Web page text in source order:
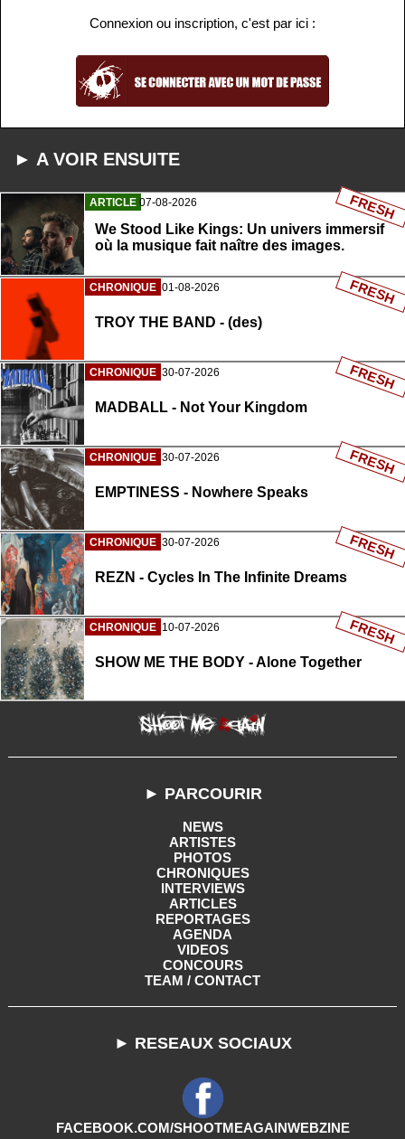
Connexion ou inscription, c'est par ici :
► A VOIR ENSUITE
ARTICLE 07-08-2026
We Stood Like Kings: Un univers immersif
où la musique fait naître des images.
FRESH
CHRONIQUE 01-08-2026
TROY THE BAND - (des)
FRESH
CHRONIQUE 30-07-2026
MADBALL - Not Your Kingdom
FRESH
CHRONIQUE 30-07-2026
EMPTINESS - Nowhere Speaks
FRESH
CHRONIQUE 30-07-2026
REZN - Cycles In The Infinite Dreams
FRESH
CHRONIQUE 10-07-2026
SHOW ME THE BODY - Alone Together
FRESH
► PARCOURIR
NEWS
ARTISTES
PHOTOS
CHRONIQUES
INTERVIEWS
ARTICLES
REPORTAGES
AGENDA
VIDEOS
CONCOURS
TEAM / CONTACT
► RESEAUX SOCIAUX
FACEBOOK.COM/SHOOTMEAGAINWEBZINE